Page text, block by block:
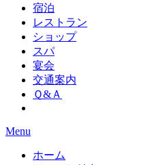
宿泊
レストラン
ショップ
スパ
宴会
交通案内
Ｑ&Ａ
Menu
ホーム